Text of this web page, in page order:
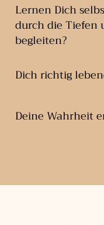
Lernen Dich
durch die Tiefen
begleiten?
Dich richtig
Deine Wahrheit